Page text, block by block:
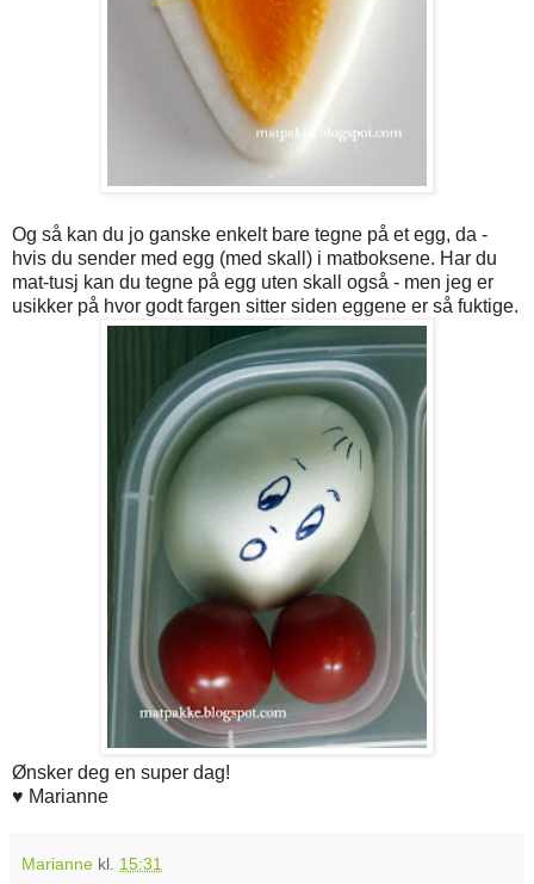
Og så kan du jo ganske enkelt bare tegne på et egg, da -
hvis du sender med egg (med skall) i matboksene. Har du
mat-tusj kan du tegne på egg uten skall også - men jeg er
usikker på hvor godt fargen sitter siden eggene er så fuktige.
Ønsker deg en super dag!
♥ Marianne
Marianne kl. 15:31